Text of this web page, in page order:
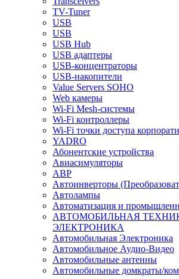
TV-Tuner
USB
USB
USB Hub
USB адаптеры
USB-концентраторы
USB-накопители
Value Servers SOHO
Web камеры
Wi-Fi Mesh-системы
Wi-Fi контроллеры
Wi-Fi точки доступа
YADRO
Абонентские устройства
Авиасимуляторы
АВР
Автоинверторы
Автолампы
Автоматизация и
АВТОМОБИЛЬНАЯ
ЭЛЕКТРОНИКА
Автомобильная Электроника
Автомобильное Аудио-Видео
Автомобильные антенны
Автомобильные домкраты/